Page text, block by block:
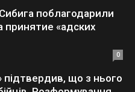
поблагодарили
«адских
0
підтвердив, що з нього